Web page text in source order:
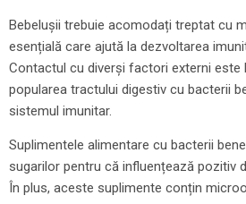
Bebelușii trebuie acomodați treptat cu
esențială care ajută la dezvoltarea
Contactul cu diverși factori externi
popularea tractului digestiv cu bacterii
sistemul imunitar.
Suplimentele alimentare cu bacterii
sugarilor pentru că influențează pozitiv
În plus, aceste suplimente conțin